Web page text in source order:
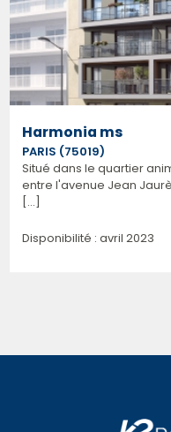
Harmonia ms
PARIS (75019)
Situé dans le quartier
entre l'avenue Jean
[...]
Disponibilité : avril 2023